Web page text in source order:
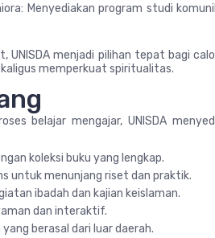
Menyediakan program studi
UNISDA menjadi pilihan tepat bagi
memperkuat spiritualitas.
belajar mengajar, UNISDA
koleksi buku yang lengkap.
untuk menunjang riset dan praktik.
ibadah dan kajian keislaman.
dan interaktif.
berasal dari luar daerah.